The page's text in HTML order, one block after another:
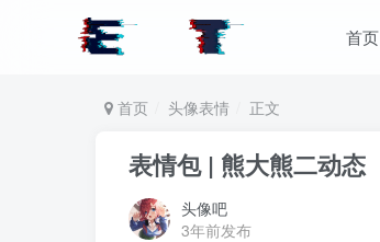
首页
首页 头像表情 正文
表情包 | 熊大熊二动态
头像吧
3年前发布